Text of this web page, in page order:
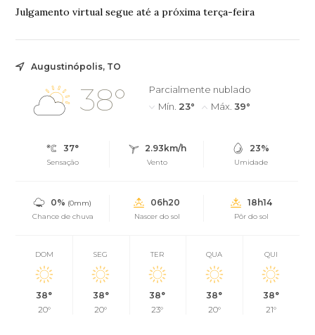
Julgamento virtual segue até a próxima terça-feira
Augustinópolis, TO
38°
Parcialmente nublado
Mín. 23° Máx. 39°
37°
Sensação
2.93km/h
Vento
23%
Umidade
0% (0mm)
Chance de chuva
06h20
Nascer do sol
18h14
Pôr do sol
DOM
38°
20°
SEG
38°
20°
TER
38°
23°
QUA
38°
20°
QUI
38°
21°